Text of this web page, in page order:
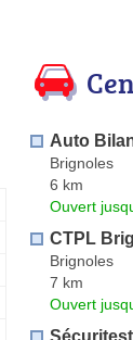
Auto
Brignoles
6 km
Ouvert
CTPL
Brignoles
7 km
Ouvert
Sécuritest